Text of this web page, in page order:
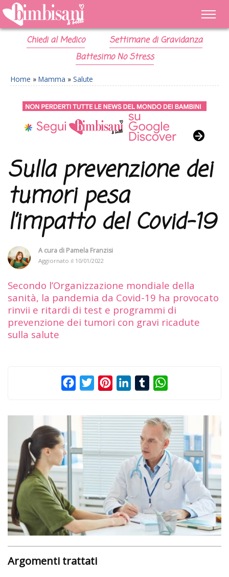
Chiedi al Medico
Settimane di Gravidanza
Battesimo No Stress
Home » Mamma » Salute
Sulla prevenzione dei
tumori pesa
l’impatto del Covid-19
A cura di Pamela Franzisi
Aggiornato il 10/01/2022
Secondo l’Organizzazione mondiale della
sanità, la pandemia da Covid-19 ha provocato
rinvii e ritardi di test e programmi di
prevenzione dei tumori con gravi ricadute
sulla salute
FacebookTwitterPinterestLinkedInTumblr
Argomenti trattati